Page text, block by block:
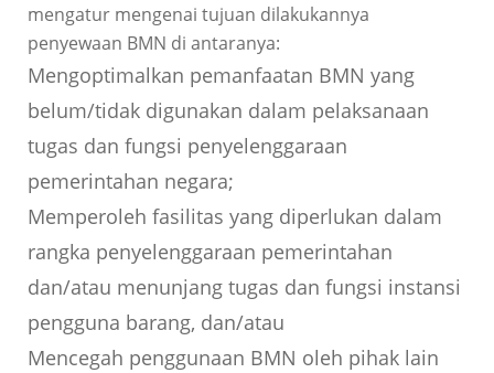
mengatur mengenai tujuan dilakukannya
penyewaan BMN di antaranya:
Mengoptimalkan pemanfaatan BMN yang
belum/tidak digunakan dalam pelaksanaan
tugas dan fungsi penyelenggaraan
pemerintahan negara;
Memperoleh fasilitas yang diperlukan dalam
rangka penyelenggaraan pemerintahan
dan/atau menunjang tugas dan fungsi instansi
pengguna barang, dan/atau
Mencegah penggunaan BMN oleh pihak lain